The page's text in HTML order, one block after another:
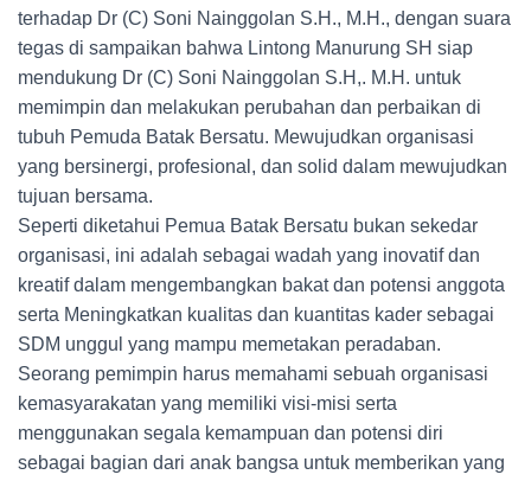
terhadap Dr (C) Soni Nainggolan S.H., M.H., dengan suara
tegas di sampaikan bahwa Lintong Manurung SH siap
mendukung Dr (C) Soni Nainggolan S.H,. M.H. untuk
memimpin dan melakukan perubahan dan perbaikan di
tubuh Pemuda Batak Bersatu. Mewujudkan organisasi
yang bersinergi, profesional, dan solid dalam mewujudkan
tujuan bersama.
Seperti diketahui Pemua Batak Bersatu bukan sekedar
organisasi, ini adalah sebagai wadah yang inovatif dan
kreatif dalam mengembangkan bakat dan potensi anggota
serta Meningkatkan kualitas dan kuantitas kader sebagai
SDM unggul yang mampu memetakan peradaban.
Seorang pemimpin harus memahami sebuah organisasi
kemasyarakatan yang memiliki visi-misi serta
menggunakan segala kemampuan dan potensi diri
sebagai bagian dari anak bangsa untuk memberikan yang